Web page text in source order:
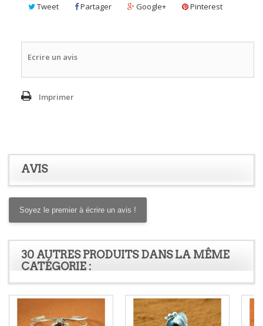
Tweet Partager Google+ Pinterest
Ecrire un avis
Imprimer
AVIS
Soyez le premier à écrire un avis !
30 AUTRES PRODUITS DANS LA MÊME
CATÉGORIE :